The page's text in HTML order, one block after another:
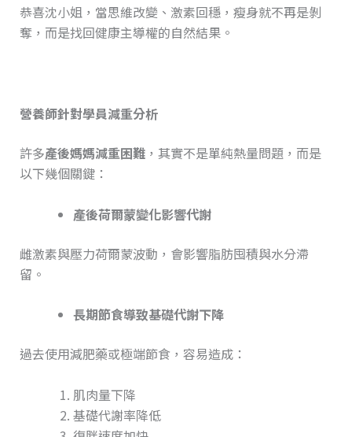
恭喜沈小姐，當思維改變、激素回穩，瘦身就不再是剝
奪，而是找回健康主導權的自然結果。
營養師針對學員減重分析
許多產後媽媽減重困難，其實不是單純熱量問題，而是
以下幾個關鍵：
產後荷爾蒙變化影響代謝
雌激素與壓力荷爾蒙波動，會影響脂肪囤積與水分滯
留。
長期節食導致基礎代謝下降
過去使用減肥藥或極端節食，容易造成：
肌肉量下降
基礎代謝率降低